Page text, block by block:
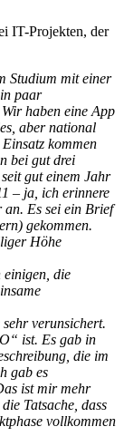
IT-Projekten, der
Studium mit einer
paar
haben eine App
aber national
kommen
bei gut drei
gut einem Jahr
– ja, ich erinnere
Es sei ein Brief
gekommen.
Höhe
einigen, die
verunsichert.
ist. Es gab in
die im
gab es
ist mir mehr
Tatsache, dass
vollkommen